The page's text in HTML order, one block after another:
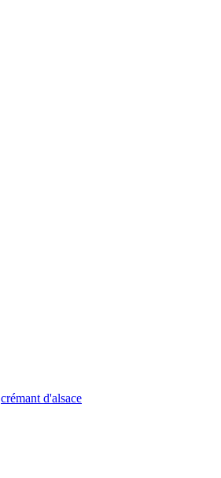
crémant d'alsace